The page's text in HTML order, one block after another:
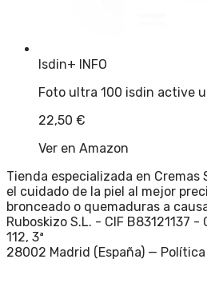
Isdin+ INFO
Foto ultra 100 isdin active
22,50 €
Ver en Amazon
Tienda especializada en Cremas
el cuidado de la piel al mejor
bronceado o quemaduras a
Ruboskizo S.L. - CIF B83121137
112, 3ª
28002 Madrid (España) —